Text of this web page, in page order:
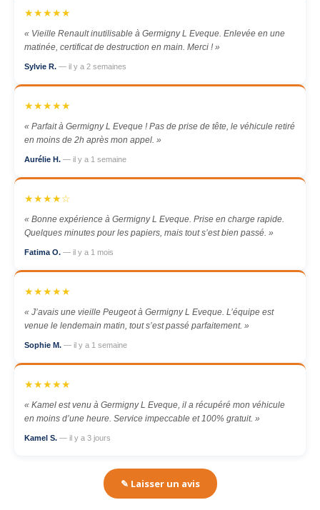
★★★★★
« Vieille Renault inutilisable à Germigny L Eveque. Enlevée en une
matinée, certificat de destruction en main. Merci ! »
Sylvie R. — il y a 2 semaines
★★★★★
« Parfait à Germigny L Eveque ! Pas de prise de tête, le véhicule retiré
en moins de 2h après mon appel. »
Aurélie H. — il y a 1 semaine
★★★★☆
« Bonne expérience à Germigny L Eveque. Prise en charge rapide.
Quelques minutes pour les papiers, mais tout s’est bien passé. »
Fatima O. — il y a 1 mois
★★★★★
« J’avais une vieille Peugeot à Germigny L Eveque. L’équipe est
venue le lendemain matin, tout s’est passé parfaitement. »
Sophie M. — il y a 1 semaine
★★★★★
« Kamel est venu à Germigny L Eveque, il a récupéré mon véhicule
en moins d’une heure. Service impeccable et 100% gratuit. »
Kamel S. — il y a 3 jours
✎ Laisser un avis